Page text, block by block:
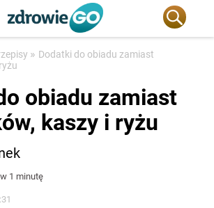
» Dodatki do obiadu zamiast
obiadu zamiast
kaszy i ryżu
1 minutę